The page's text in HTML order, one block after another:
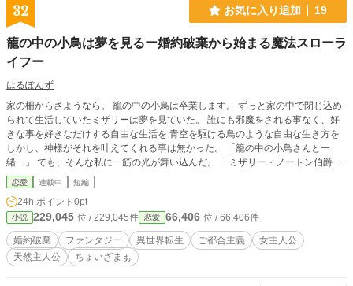
32 お気に入り追加 19
籠の中の小鳥は夢を見るー婚約破棄から始まる魔法スローラ
イフー
はるぽんず
家の柵からさようなら。 籠の中の小鳥は卒業します。 ずっと家の中で閉じ込め
られて生活していたミザリーは夢を見ていた。 誰にも邪魔をされる事なく、好
きな事を好きなだけする自由な生活を 青空を駆ける鳥のような自由な生き方を
しかし、神様がそれを叶えてくれる事は無かった。 「籠の中の小鳥さんと一
緒…」 でも、そんな私に一筋の光が舞い込んだ。 「ミザリー・ノートン伯爵令
嬢。今日この日をもって君と婚約破棄をする！！！」 私はやっとこの家の柵か
ら解き放たれ、私の魔法スローライフがここから始まる。 ※カクヨムでも同じ
内容を連載中です。
恋愛 連載中 短編
24h.ポイント 0pt
小説 229,045 位 / 229,045件 恋愛 66,406 位 / 66,406件
婚約破棄 ファンタジー 異世界転生 ご都合主義
女主人公
天然主人公
ちょいざまぁ